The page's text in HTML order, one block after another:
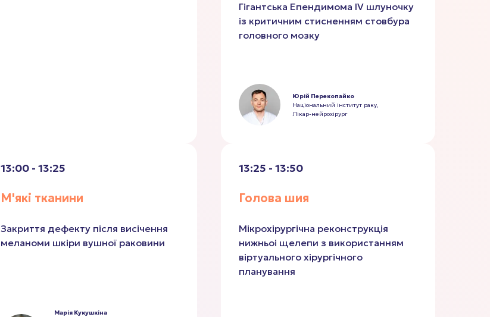
Гігантська Епендимома ІV шлуночку
із критичним стисненням стовбура
головного мозку
Юрій Перекопайко
Національний інститут раку,
Лікар-нейрохірург
13:00 - 13:25
М'які тканини
Закриття дефекту після висічення
меланоми шкіри вушної раковини
Марія Кукушкіна
13:25 - 13:50
Голова шия
Мікрохірургічна реконструкція
нижньоі щелепи з використанням
віртуального хірургічного
планування